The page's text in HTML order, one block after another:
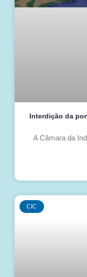
Interdição da
A Câmara da
CIC